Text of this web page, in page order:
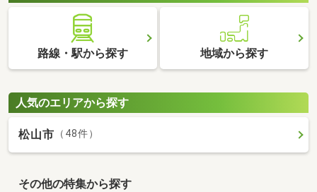
路線・駅から探す 地域から探す
人気のエリアから探す
松山市 （48件）
その他の特集から探す